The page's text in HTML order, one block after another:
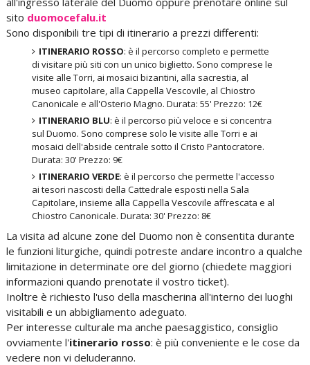
sito duomocefalu.it
Sono disponibili tre tipi di itinerario a prezzi differenti:
ITINERARIO ROSSO: è il percorso completo e permette
di visitare più siti con un unico biglietto. Sono comprese le
visite alle Torri, ai mosaici bizantini, alla sacrestia, al
museo capitolare, alla Cappella Vescovile, al Chiostro
Canonicale e all'Osterio Magno. Durata: 55' Prezzo: 12€
ITINERARIO BLU: è il percorso più veloce e si concentra
sul Duomo. Sono comprese solo le visite alle Torri e ai
mosaici dell'abside centrale sotto il Cristo Pantocratore.
Durata: 30' Prezzo: 9€
ITINERARIO VERDE: è il percorso che permette l'accesso
ai tesori nascosti della Cattedrale esposti nella Sala
Capitolare, insieme alla Cappella Vescovile affrescata e al
Chiostro Canonicale. Durata: 30' Prezzo: 8€
La visita ad alcune zone del Duomo non è consentita durante
le funzioni liturgiche, quindi potreste andare incontro a qualche
limitazione in determinate ore del giorno (chiedete maggiori
informazioni quando prenotate il vostro ticket).
Inoltre è richiesto l'uso della mascherina all'interno dei luoghi
visitabili e un abbigliamento adeguato.
Per interesse culturale ma anche paesaggistico, consiglio
ovviamente l'itinerario rosso: è più conveniente e le cose da
vedere non vi deluderanno.